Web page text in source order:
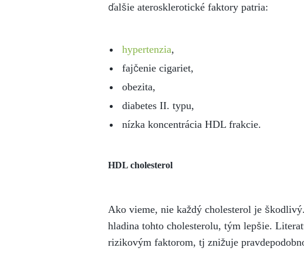
ďalšie aterosklerotické faktory patria:
hypertenzia,
fajčenie cigariet,
obezita,
diabetes II. typu,
nízka koncentrácia HDL frakcie.
HDL cholesterol
Ako vieme, nie každý cholesterol je
hladina tohto cholesterolu, tým lepšie.
rizikovým faktorom, tj znižuje